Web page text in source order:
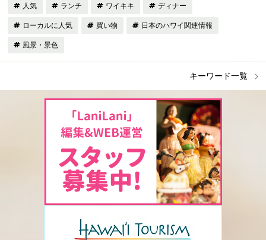
人気 ランチ ワイキキ ディナー
ローカルに人気 買い物 日本のハワイ関連情報
風景・景色
キーワード一覧